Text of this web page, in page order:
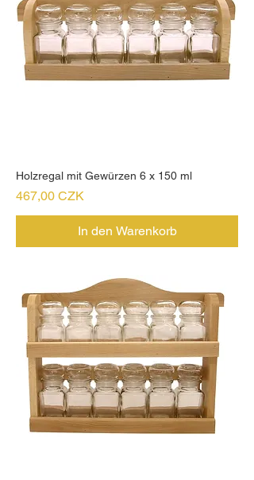
Holzregal mit Gewürzen 6 x 150 ml
Preis
467,00 CZK
In den Warenkorb